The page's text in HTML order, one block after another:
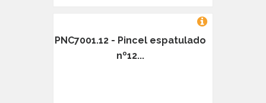
PNC7001.12 - Pincel espatulado
nº12...